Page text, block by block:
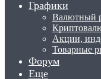
Графики
Валютный
Акции,
Товарные
Форум
Еще